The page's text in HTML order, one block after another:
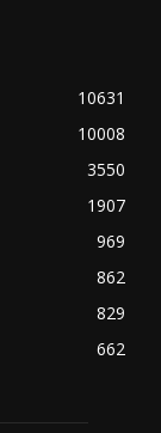
10631
10008
3550
1907
969
862
829
662